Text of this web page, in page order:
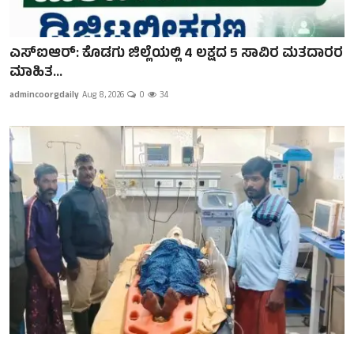
ಎಸ್ಐಆರ್: ಕೊಡಗು ಜಿಲ್ಲೆಯಲ್ಲಿ 4 ಲಕ್ಷದ 5 ಸಾವಿರ ಮತದಾರರ
ಮಾಹಿತ...
admincoorgdaily Aug 8, 2026 0 34